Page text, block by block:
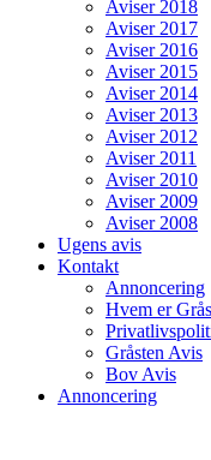
Aviser 2018
Aviser 2017
Aviser 2016
Aviser 2015
Aviser 2014
Aviser 2013
Aviser 2012
Aviser 2011
Aviser 2010
Aviser 2009
Aviser 2008
Ugens avis
Kontakt
Annoncering
Hvem er
Gråsten Avis
Bov Avis
Annoncering